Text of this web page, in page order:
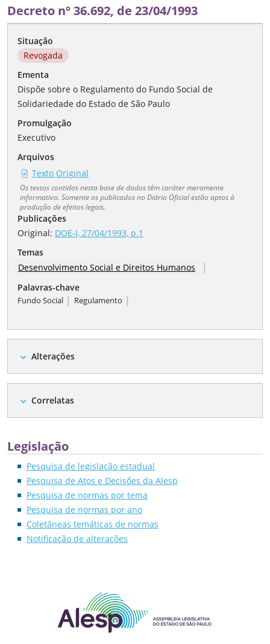
Decreto nº 36.692, de 23/04/1993
Situação
Revogada
Ementa
Dispõe sobre o Regulamento do Fundo Social de
Solidariedade do Estado de São Paulo
Promulgação
Executivo
Arquivos
Texto Original
Os textos contidos nesta base de dados têm caráter meramente
informativo. Somente os publicados no Diário Oficial estão aptos à
produção de efeitos legais.
Publicações
Original: DOE-I, 27/04/1993, p.1
Temas
Desenvolvimento Social e Direitos Humanos
|
Palavras-chave
Fundo Social | Regulamento |
expand_more Alterações
expand_more Correlatas
Legislação
Pesquisa de legislação estadual
Pesquisa de Atos e Decisões da Alesp
Pesquisa de normas por tema
Pesquisa de normas por ano
Coletâneas temáticas de normas
Notificação de alterações